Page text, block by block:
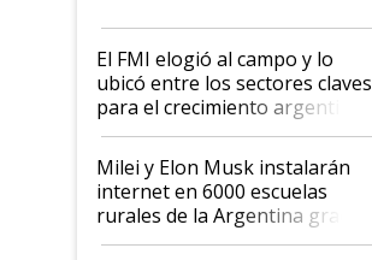
de Milei
El FMI elogió al campo y lo
ubicó entre los sectores claves
para el crecimiento argentino
Milei y Elon Musk instalarán
internet en 6000 escuelas
rurales de la Argentina gracias
a un acuerdo con Starlink